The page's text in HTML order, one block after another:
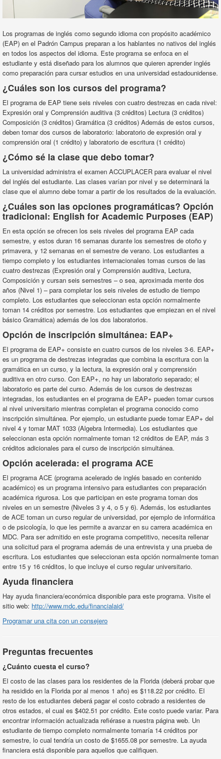
Los programas de inglés como segundo idioma con propósito académico
(EAP) en el Padrón Campus preparan a los hablantes no nativos del inglés
en todos los aspectos del idioma. Este programa se enfoca en el
estudiante y está diseñado para los alumnos que quieren aprender inglés
como preparación para cursar estudios en una universidad estadounidense.
¿Cuáles son los cursos del programa?
El programa de EAP tiene seis niveles con cuatro destrezas en cada nivel:
Expresión oral y Comprensión auditiva (3 créditos) Lectura (3 créditos)
Composición (3 créditos) Gramática (3 créditos) Además de estos cursos,
deben tomar dos cursos de laboratorio: laboratorio de expresión oral y
comprensión oral (1 crédito) y laboratorio de escritura (1 crédito)
¿Cómo sé la clase que debo tomar?
La universidad administra el examen ACCUPLACER para evaluar el nivel
del inglés del estudiante. Las clases varían por nivel y se determinará la
clase que el alumno debe tomar a partir de los resultados de la evaluación.
¿Cuáles son las opciones programáticas? Opción
tradicional: English for Academic Purposes (EAP)
En esta opción se ofrecen los seis niveles del programa EAP cada
semestre, y estos duran 16 semanas durante los semestres de otoño y
primavera, y 12 semanas en el semestre de verano. Los estudiantes a
tiempo completo y los estudiantes internacionales tomas cursos de las
cuatro destrezas (Expresión oral y Comprensión auditiva, Lectura,
Composición y cursan seis semestres – o sea, aproximada mente dos
años (Nivel 1) – para completar los seis niveles de estudio de tiempo
completo. Los estudiantes que seleccionan esta opción normalmente
toman 14 créditos por semestre. Los estudiantes que empiezan en el nivel
básico Gramática) además de los dos laboratorios.
Opción de inscripción simultánea: EAP+
El programa de EAP+ consiste en cuatro cursos de los niveles 3-6. EAP+
es un programa de destrezas integradas que combina la escritura con la
gramática en un curso, y la lectura, la expresión oral y comprensión
auditiva en otro curso. Con EAP+, no hay un laboratorio separado; el
laboratorio es parte del curso. Además de los cursos de destrezas
integradas, los estudiantes en el programa de EAP+ pueden tomar cursos
al nivel universitario mientras completan el programa conocido como
inscripción simultánea. Por ejemplo, un estudiante puede tomar EAP+ del
nivel 4 y tomar MAT 1033 (Algebra Intermedia). Los estudiantes que
seleccionan esta opción normalmente toman 12 créditos de EAP, más 3
créditos adicionales para el curso de inscripción simultánea.
Opción acelerada: el programa ACE
El programa ACE (programa acelerado de inglés basado en contenido
académico) es un programa intensivo para estudiantes con preparación
académica rigurosa. Los que participan en este programa toman dos
niveles en un semestre (Niveles 3 y 4, o 5 y 6). Además, los estudiantes
de ACE toman un curso regular de universidad, por ejemplo de informática
o de psicología, lo que les permite a avanzar en su carrera académica en
MDC. Para ser admitido en este programa competitivo, necesita rellenar
una solicitud para el programa además de una entrevista y una prueba de
escritura. Los estudiantes que seleccionan esta opción normalmente toman
entre 15 y 16 créditos, lo que incluye el curso regular universitario.
Ayuda financiera
Hay ayuda financiera/económica disponible para este programa. Visite el
sitio web: http://www.mdc.edu/financialaid/
Programar una cita con un consejero
Preguntas frecuentes
¿Cuánto cuesta el curso?
El costo de las clases para los residentes de la Florida (deberá probar que
ha residido en la Florida por al menos 1 año) es $118.22 por crédito. El
resto de los estudiantes deberá pagar el costo cobrado a residentes de
otros estados, el cual es $402.51 por crédito. Este costo puede variar. Para
encontrar información actualizada refiérase a nuestra página web. Un
estudiante de tiempo completo normalmente tomaría 14 créditos por
semestre, lo cual tendría un costo de $1655.08 por semestre. La ayuda
financiera está disponible para aquellos que califiquen.